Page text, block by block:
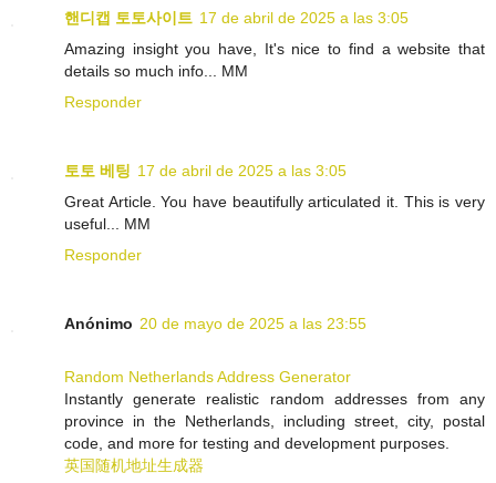
핸디캡 토토사이트 17 de abril de 2025 a las 3:05
Amazing insight you have, It's nice to find a website that
details so much info... MM
Responder
토토 베팅 17 de abril de 2025 a las 3:05
Great Article. You have beautifully articulated it. This is very
useful... MM
Responder
Anónimo 20 de mayo de 2025 a las 23:55
Random Netherlands Address Generator
Instantly generate realistic random addresses from any
province in the Netherlands, including street, city, postal
code, and more for testing and development purposes.
英国随机地址生成器